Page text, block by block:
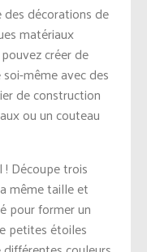
décorations de
matériaux
créer de
même avec des
de construction
ou un couteau
Découpe trois
même taille et
pour former un
petites étoiles